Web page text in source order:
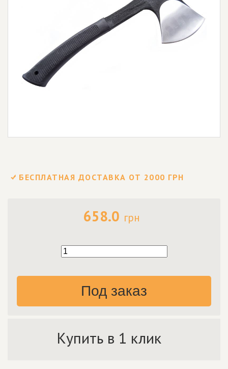
БЕСПЛАТНАЯ ДОСТАВКА ОТ 2000 ГРН
658.0 грн
Под заказ
Купить в 1 клик